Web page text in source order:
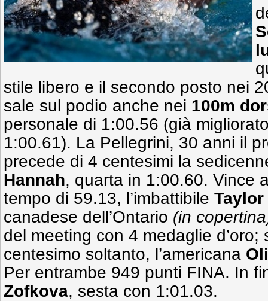
stile libero e il secondo posto nei
sale sul podio anche nei 100m
personale di 1:00.56 (già
1:00.61). La Pellegrini, 30 anni il
precede di 4 centesimi la
Hannah, quarta in 1:00.60. Vince
tempo di 59.13, l’imbattibile
canadese dell’Ontario (in
del meeting con 4 medaglie d’oro;
centesimo soltanto, l’americana
Per entrambe 949 punti FINA. In
Zofkova, sesta con 1:01.03.